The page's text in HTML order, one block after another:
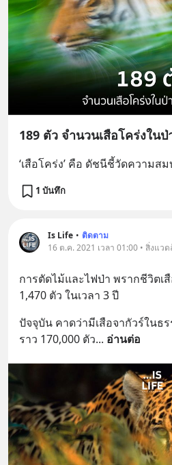
189 ตัว จำนวนเสือโคร่งในป่
‘เสือโคร่ง’ คือ ดัชนีชี้วัดความส
1 บันทึก
Is Life • ติดตาม
16 ต.ค. 2021 เวลา 01:00 • สิ่งแว
การตัดไม้และไฟป่า พรากชีวิตเ
1,470 ตัว ในเวลา 3 ปี
ปัจจุบัน คาดว่ามีเสือจากัวร์ในธ
ราว 170,000 ตัว... อ่านต่อ